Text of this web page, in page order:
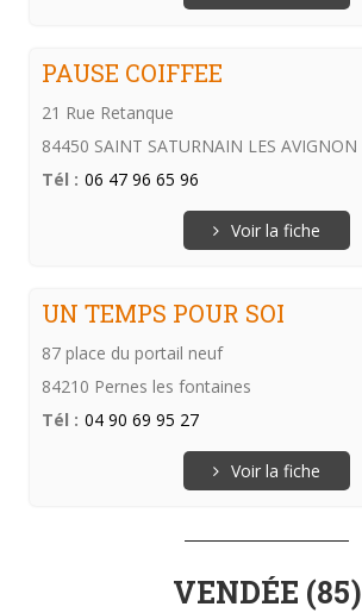
PAUSE COIFFEE
21 Rue Retanque
84450 SAINT SATURNAIN LES AVIGNON
Tél : 06 47 96 65 96
Voir la fiche
UN TEMPS POUR SOI
87 place du portail neuf
84210 Pernes les fontaines
Tél : 04 90 69 95 27
Voir la fiche
VENDÉE (85)